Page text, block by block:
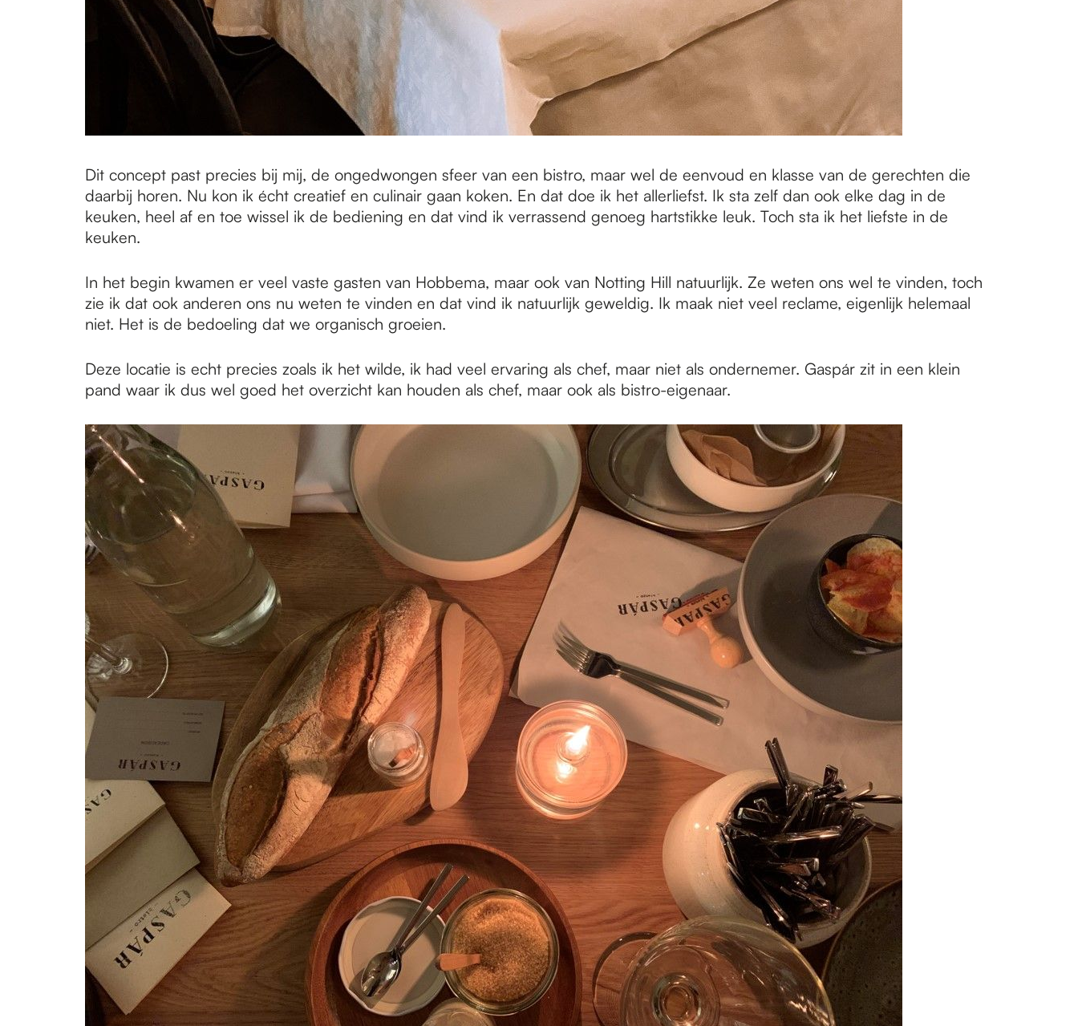
Dit concept past precies bij mij, de ongedwongen sfeer van een bistro, maar wel de eenvoud en klasse van de gerechten die
daarbij horen. Nu kon ik écht creatief en culinair gaan koken. En dat doe ik het allerliefst. Ik sta zelf dan ook elke dag in de
keuken, heel af en toe wissel ik de bediening en dat vind ik verrassend genoeg hartstikke leuk. Toch sta ik het liefste in de
keuken.
In het begin kwamen er veel vaste gasten van Hobbema, maar ook van Notting Hill natuurlijk. Ze weten ons wel te vinden, toch
zie ik dat ook anderen ons nu weten te vinden en dat vind ik natuurlijk geweldig. Ik maak niet veel reclame, eigenlijk helemaal
niet. Het is de bedoeling dat we organisch groeien.
Deze locatie is echt precies zoals ik het wilde, ik had veel ervaring als chef, maar niet als ondernemer. Gaspár zit in een klein
pand waar ik dus wel goed het overzicht kan houden als chef, maar ook als bistro-eigenaar.